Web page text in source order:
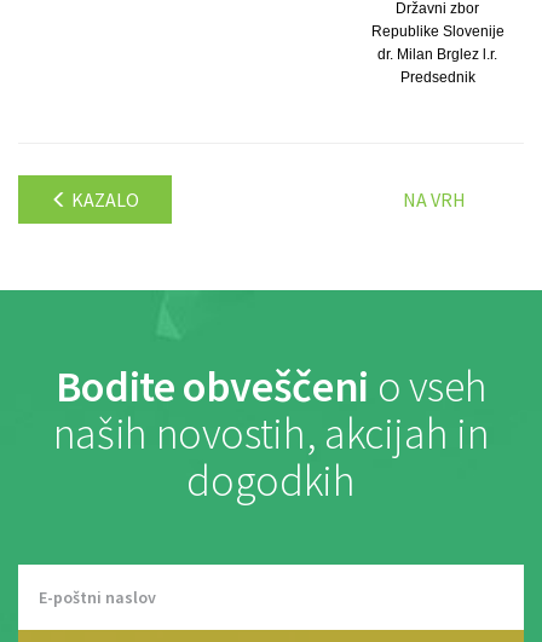
Državni zbor
Republike Slovenije
dr. Milan Brglez l.r.
Predsednik
KAZALO NA VRH
Bodite obveščeni o vseh
naših novostih, akcijah in
dogodkih